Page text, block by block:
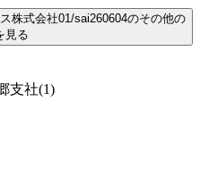
株式会社01/sai260604のその他の
見る
支社(1)